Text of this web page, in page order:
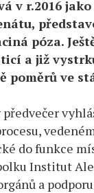
v r.2016
póza.
a již
poměrů ve
předvečer
do funkce
Institut
a